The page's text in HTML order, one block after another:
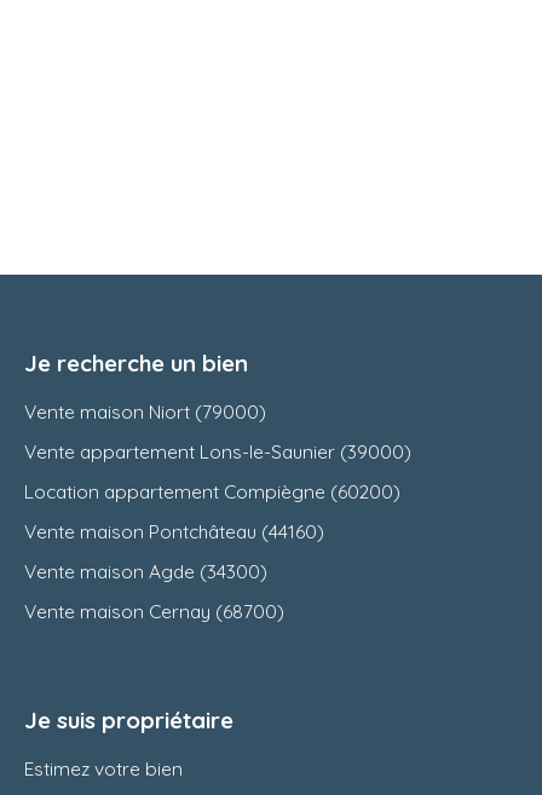
Je recherche un bien
Vente maison Niort (79000)
Vente appartement Lons-le-Saunier (39000)
Location appartement Compiègne (60200)
Vente maison Pontchâteau (44160)
Vente maison Agde (34300)
Vente maison Cernay (68700)
Je suis propriétaire
Estimez votre bien